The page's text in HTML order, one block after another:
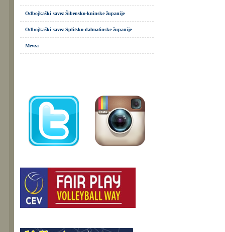
Odbojkaški savez Šibensko-kninske županije
Odbojkaški savez Splitsko-dalmatinske županije
Mevza